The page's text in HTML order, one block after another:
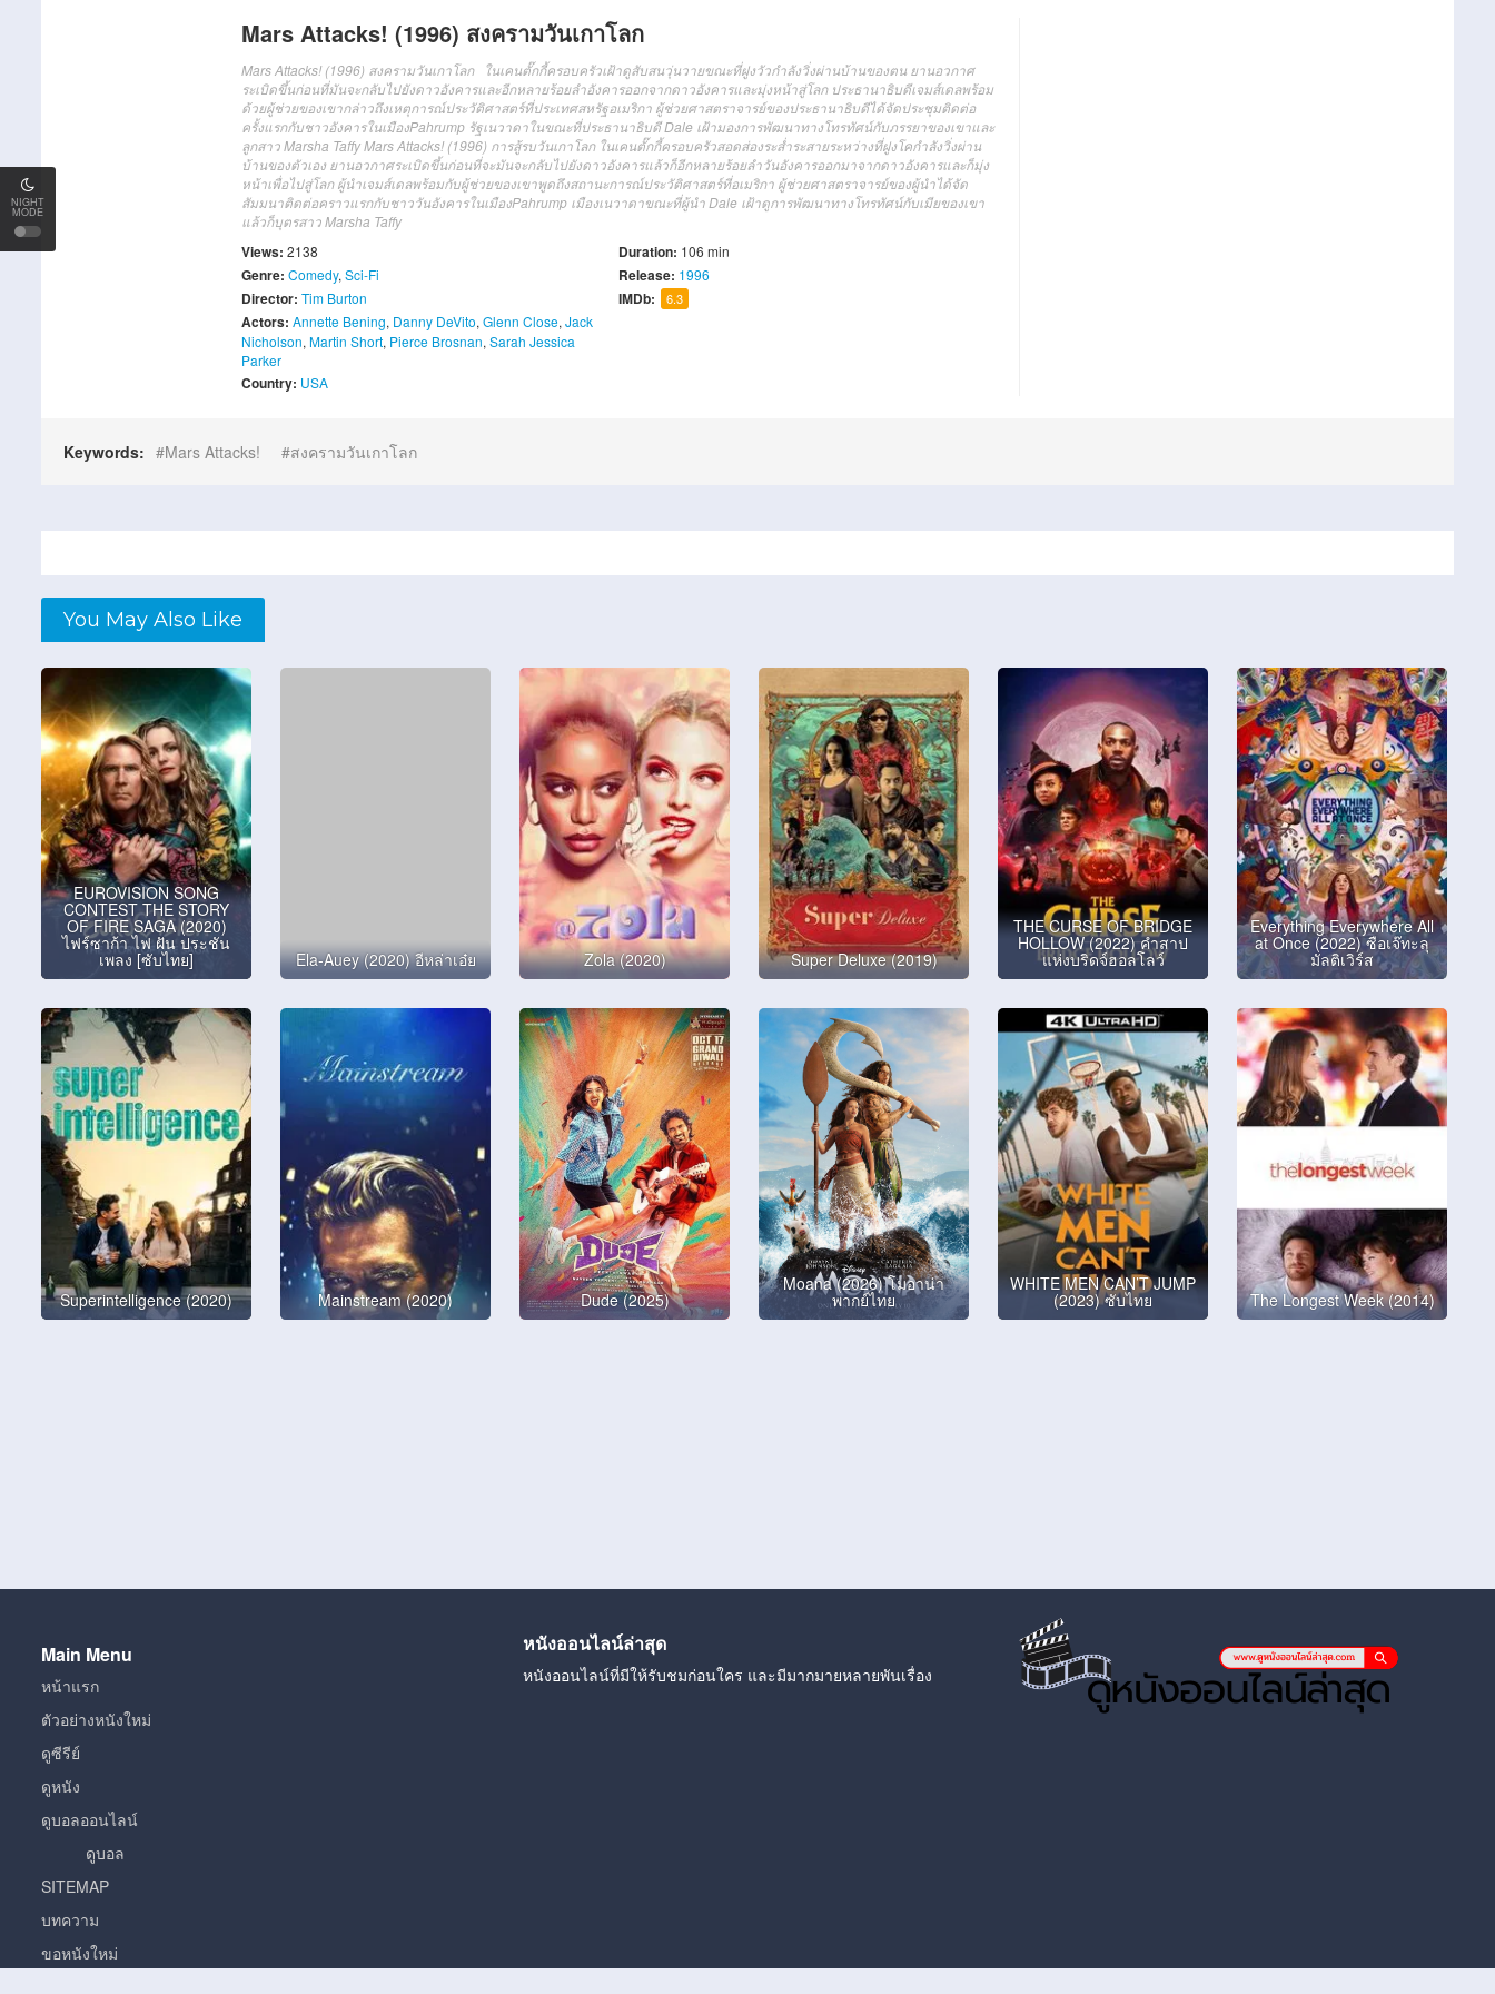
NIGHT
MODE
Mars Attacks! (1996) สงครามวันเกาโลก
Mars Attacks! (1996) สงครามวันเกาโลก ในเคนตั๊กกี้ครอบครัวเฝ้าดูสับสนวุ่นวายขณะที่ฝูงวัวกำลังวิ่งผ่านบ้านของตน ยานอวกาศ
ระเบิดขึ้นก่อนที่มันจะกลับไปยังดาวอังคารและอีกหลายร้อยลำอังคารออกจากดาวอังคารและมุ่งหน้าสู่โลก ประธานาธิบดีเจมส์เดลพร้อม
ด้วยผู้ช่วยของเขากล่าวถึงเหตุการณ์ประวัติศาสตร์ที่ประเทศสหรัฐอเมริกา ผู้ช่วยศาสตราจารย์ของประธานาธิบดีได้จัดประชุมติดต่อ
ครั้งแรกกับชาวอังคารในเมืองPahrump รัฐเนวาดาในขณะที่ประธานาธิบดี Dale เฝ้ามองการพัฒนาทางโทรทัศน์กับภรรยาของเขาและ
ลูกสาว Marsha Taffy Mars Attacks! (1996) การสู้รบวันเกาโลก ในเคนตั๊กกี้ครอบครัวสอดส่องระส่ำระสายระหว่างที่ฝูงโคกำลังวิ่งผ่าน
บ้านของตัวเอง ยานอวกาศระเบิดขึ้นก่อนที่จะมันจะกลับไปยังดาวอังคารแล้วก็อีกหลายร้อยลำวันอังคารออกมาจากดาวอังคารและก็มุ่ง
หน้าเพื่อไปสู่โลก ผู้นำเจมส์เดลพร้อมกับผู้ช่วยของเขาพูดถึงสถานะการณ์ประวัติศาสตร์ที่อเมริกา ผู้ช่วยศาสตราจารย์ของผู้นำได้จัด
สัมมนาติดต่อคราวแรกกับชาววันอังคารในเมืองPahrump เมืองเนวาดาขณะที่ผู้นำ Dale เฝ้าดูการพัฒนาทางโทรทัศน์กับเมียของเขา
แล้วก็บุตรสาว Marsha Taffy
Views: 2138
Genre: Comedy, Sci-Fi
Director: Tim Burton
Actors: Annette Bening, Danny DeVito, Glenn Close, Jack
Nicholson, Martin Short, Pierce Brosnan, Sarah Jessica
Parker
Country: USA
Duration: 106 min
Release: 1996
IMDb: 6.3
Keywords: Mars Attacks! สงครามวันเกาโลก
You May Also Like
EUROVISION SONG
CONTEST THE STORY
OF FIRE SAGA (2020)
ไฟร์ซาก้า ไฟ ฝัน ประชัน
เพลง [ซับไทย] Ela-Auey (2020) อีหล่าเอ๋ย Zola (2020) Super Deluxe (2019)
THE CURSE OF BRIDGE
HOLLOW (2022) คำสาป
แห่งบริดจ์ฮอลโลว์
Everything Everywhere All
at Once (2022) ซือเจ๊ทะลุ
มัลติเวิร์ส
Superintelligence (2020) Mainstream (2020) Dude (2025)
Moana (2026) โมอาน่า
พากย์ไทย
WHITE MEN CAN’T JUMP
(2023) ซับไทย The Longest Week (2014)
Main Menu
หน้าแรก
ตัวอย่างหนังใหม่
ดูซีรีย์
ดูหนัง
ดูบอลออนไลน์
ดูบอล
SITEMAP
บทความ
ขอหนังใหม่
หนังออนไลน์ล่าสุด
หนังออนไลน์ที่มีให้รับชมก่อนใคร และมีมากมายหลายพันเรื่อง